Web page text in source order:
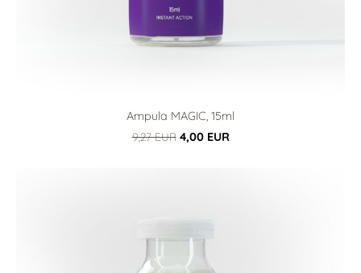
Ampula MAGIC, 15ml
9,27 EUR 4,00 EUR